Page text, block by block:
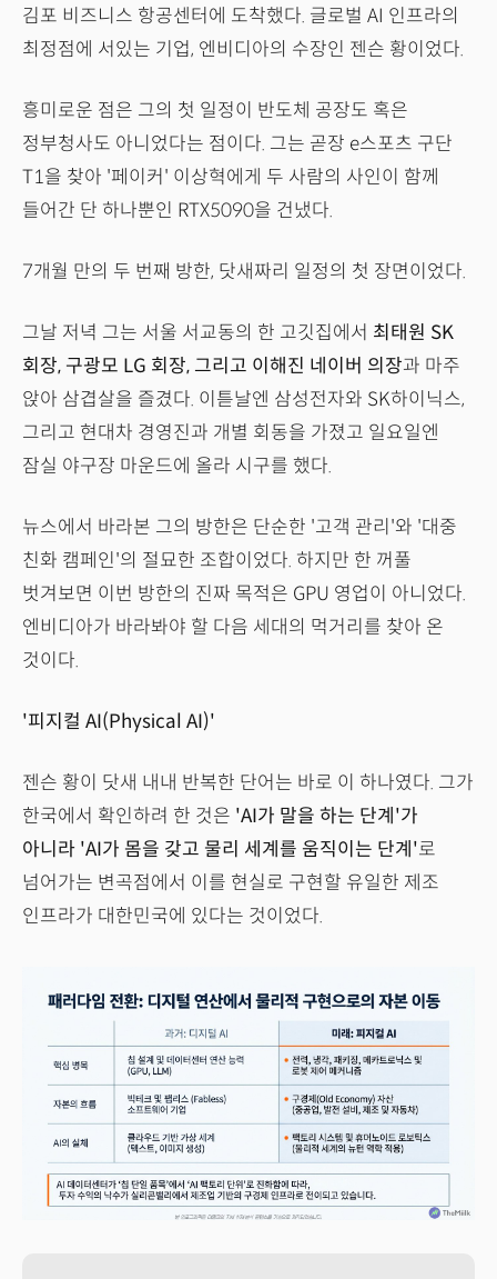
김포 비즈니스 항공센터에 도착했다. 글로벌 AI 인프라의
최정점에 서있는 기업, 엔비디아의 수장인 젠슨 황이었다.
흥미로운 점은 그의 첫 일정이 반도체 공장도 혹은
정부청사도 아니었다는 점이다. 그는 곧장 e스포츠 구단
T1을 찾아 '페이커' 이상혁에게 두 사람의 사인이 함께
들어간 단 하나뿐인 RTX5090을 건냈다.
7개월 만의 두 번째 방한, 닷새짜리 일정의 첫 장면이었다.
그날 저녁 그는 서울 서교동의 한 고깃집에서 최태원 SK
회장, 구광모 LG 회장, 그리고 이해진 네이버 의장과 마주
앉아 삼겹살을 즐겼다. 이튿날엔 삼성전자와 SK하이닉스,
그리고 현대차 경영진과 개별 회동을 가졌고 일요일엔
잠실 야구장 마운드에 올라 시구를 했다.
뉴스에서 바라본 그의 방한은 단순한 '고객 관리'와 '대중
친화 캠페인'의 절묘한 조합이었다. 하지만 한 꺼풀
벗겨보면 이번 방한의 진짜 목적은 GPU 영업이 아니었다.
엔비디아가 바라봐야 할 다음 세대의 먹거리를 찾아 온
것이다.
'피지컬 AI(Physical AI)'
젠슨 황이 닷새 내내 반복한 단어는 바로 이 하나였다. 그가
한국에서 확인하려 한 것은 'AI가 말을 하는 단계'가
아니라 'AI가 몸을 갖고 물리 세계를 움직이는 단계'로
넘어가는 변곡점에서 이를 현실로 구현할 유일한 제조
인프라가 대한민국에 있다는 것이었다.